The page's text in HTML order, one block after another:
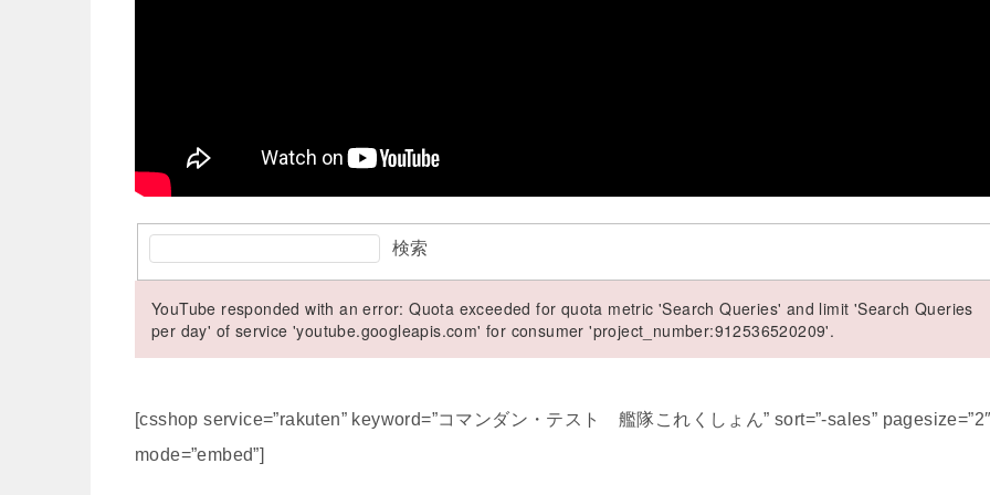
検索
YouTube responded with an error: Quota exceeded for quota metric 'Search Queries' and limit 'Search Queries
per day' of service 'youtube.googleapis.com' for consumer 'project_number:912536520209'.
[csshop service=”rakuten” keyword=”コマンダン・テスト 艦隊これくしょん” sort=”-sales”
mode=”embed”]